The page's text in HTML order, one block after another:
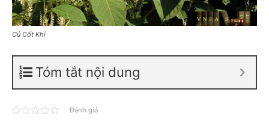
Củ Cốt Khí
Tóm tắt nội dung
Đánh giá